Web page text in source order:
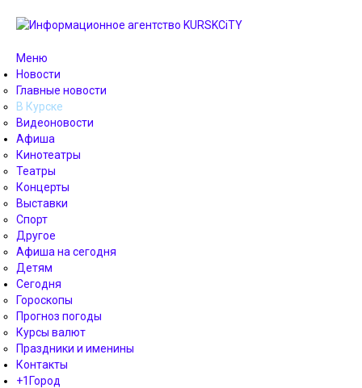
Меню
Новости
Главные новости
В Курске
Видеоновости
Афиша
Кинотеатры
Театры
Концерты
Выставки
Спорт
Другое
Афиша на сегодня
Детям
Сегодня
Гороскопы
Прогноз погоды
Курсы валют
Праздники и именины
Контакты
+1Город